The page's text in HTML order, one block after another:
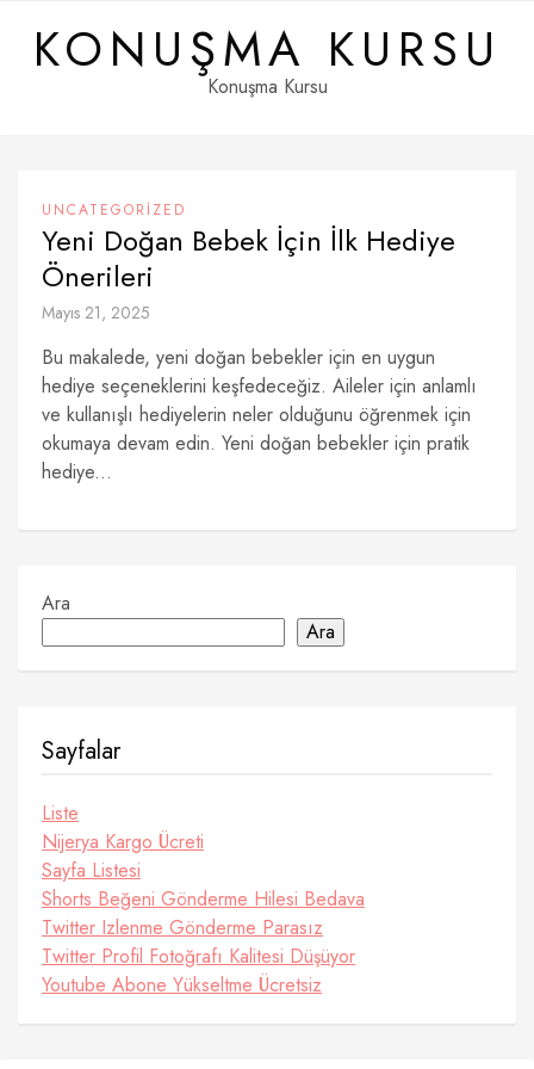
contentKONUŞMA KURSU
Konuşma Kursu
UNCATEGORIZED
Yeni Doğan Bebek İçin İlk Hediye
Önerileri
Mayıs 21, 2025
Bu makalede, yeni doğan bebekler için en uygun
hediye seçeneklerini keşfedeceğiz. Aileler için anlamlı
ve kullanışlı hediyelerin neler olduğunu öğrenmek için
okumaya devam edin. Yeni doğan bebekler için pratik
hediye...
Ara
Ara
Sayfalar
Liste
Nijerya Kargo Ücreti
Sayfa Listesi
Shorts Beğeni Gönderme Hilesi Bedava
Twitter Izlenme Gönderme Parasız
Twitter Profil Fotoğrafı Kalitesi Düşüyor
Youtube Abone Yükseltme Ücretsiz